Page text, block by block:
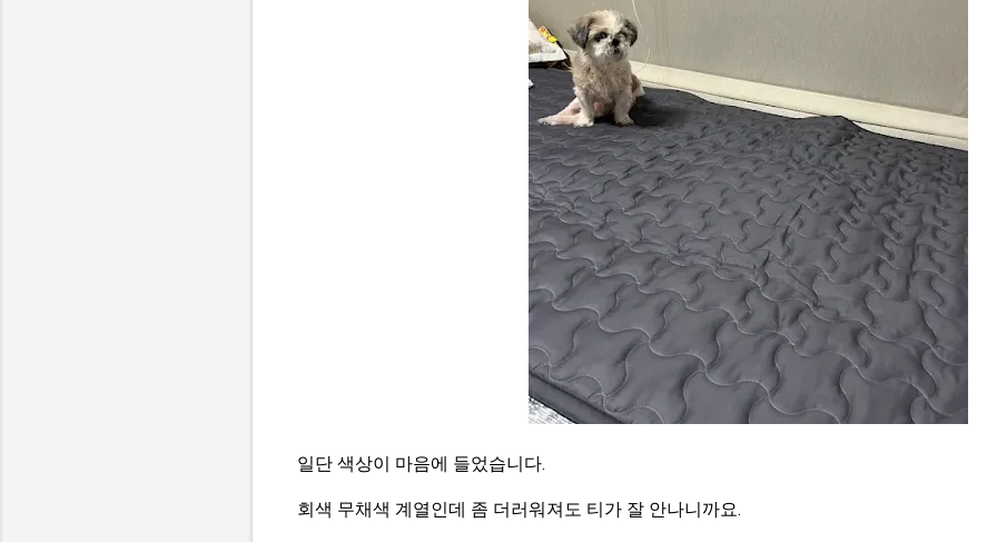
일단 색상이 마음에 들었습니다.
회색 무채색 계열인데 좀 더러워져도 티가 잘 안나니까요.